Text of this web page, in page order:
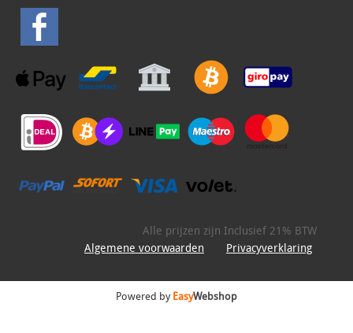
Alle prijzen zijn Inclusief 21% BTW
Algemene voorwaarden
Privacyverklaring
Powered byEasyWebshop